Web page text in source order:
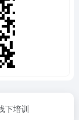
下培训